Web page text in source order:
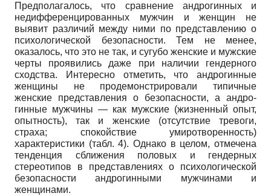
Предполагалось, что сравнение андро­гинных и
недифференцированных мужчин и женщин не
выявит различий между ними по представлению о
психологической безопасности. Тем не менее,
оказалось, что это не так, и сугубо женские и мужские
черты проявились даже при наличии гендерного
сходства. Интересно отметить, что андрогинные
женщины не продемонстрировали типичные
женские представления о безопасности, а андро­
гинные мужчины — как мужские (жизненный опыт,
опытность), так и женские (отсутствие тревоги,
страха; спокойствие умиротворенность)
характеристики (табл. 4). Однако в целом, отмечена
тенденция сближения половых и гендерных
стереотипов в представлениях о психологической
безопасности андрогинными мужчинами и
женщинами.